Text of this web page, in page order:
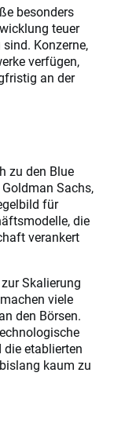
besonders
teuer
Konzerne,
verfügen,
an der
zu den Blue
Sachs,
für
die
verankert
Skalierung
viele
den Börsen.
die etablierten
kaum zu